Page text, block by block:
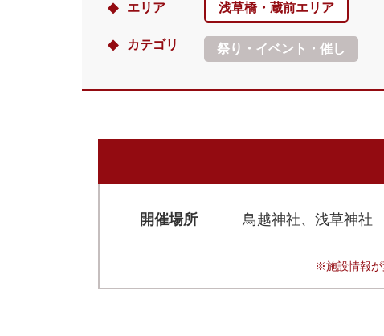
エリア 浅草橋・蔵前エリア
カテゴリ 祭り・イベント・催し
開催場所 鳥越神社、浅草神社
※施設情報が